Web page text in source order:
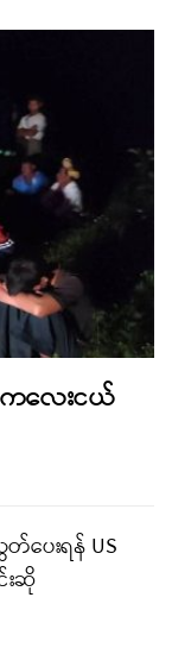
ကလေးငယ်
ပေးရန် US
းဆို